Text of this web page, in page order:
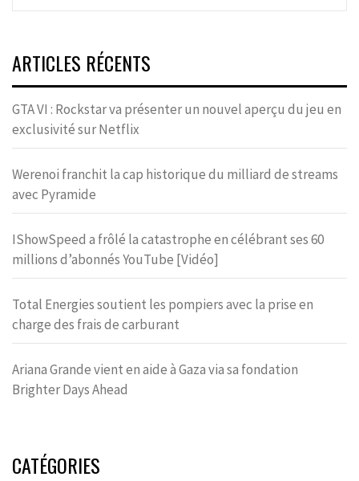
ARTICLES RÉCENTS
GTA VI : Rockstar va présenter un nouvel aperçu du jeu en
exclusivité sur Netflix
Werenoi franchit la cap historique du milliard de streams
avec Pyramide
IShowSpeed a frôlé la catastrophe en célébrant ses 60
millions d’abonnés YouTube [Vidéo]
Total Energies soutient les pompiers avec la prise en
charge des frais de carburant
Ariana Grande vient en aide à Gaza via sa fondation
Brighter Days Ahead
CATÉGORIES